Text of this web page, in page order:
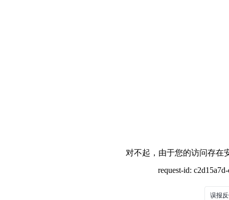
对不起，由于您的访问存在
request-id:
误报